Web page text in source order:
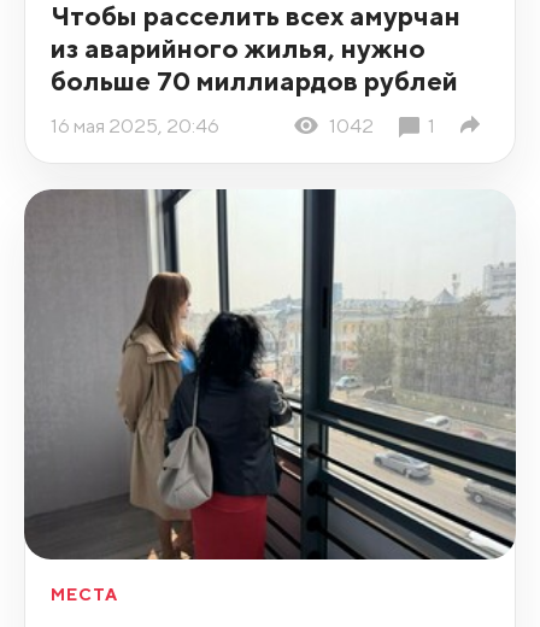
Чтобы расселить всех амурчан
из аварийного жилья, нужно
больше 70 миллиардов рублей
16 мая 2025, 20:46 1042 1
МЕСТА